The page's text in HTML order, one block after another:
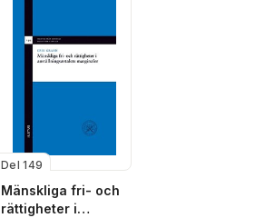
Del 149
Mänskliga fri- och
rättigheter i